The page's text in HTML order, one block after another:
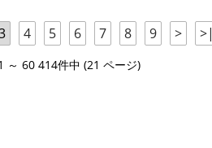
4 5 6 7 8 9 > >|
～ 60 414件中 (21 ページ)